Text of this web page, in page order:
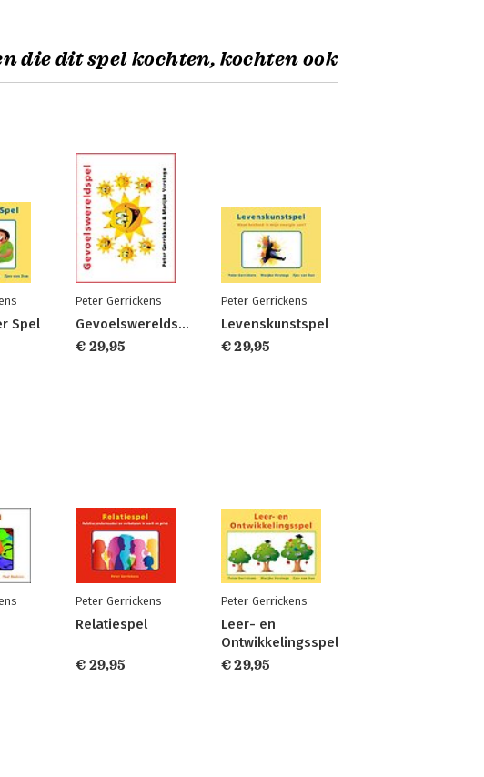
die dit spel kochten, kochten ook
Spel
Peter Gerrickens
Gevoelswereldspel
€ 29,95
Peter Gerrickens
Levenskunstspel
€ 29,95
Peter Gerrickens
Relatiespel
€ 29,95
Peter Gerrickens
Leer- en
Ontwikkelingsspel
€ 29,95